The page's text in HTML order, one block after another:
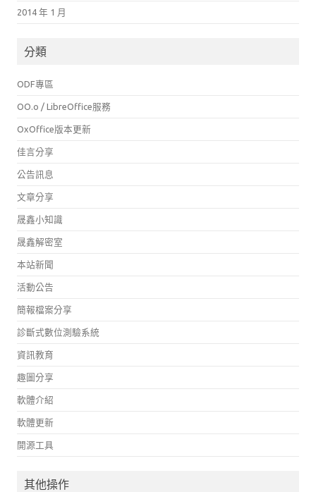
2014 年 1 月
分類
ODF專區
OO.o / LibreOffice服務
OxOffice版本更新
佳言分享
公告訊息
文章分享
晟鑫小知識
晟鑫解密室
本站新聞
活動公告
簡報檔案分享
診斷式數位測驗系統
資訊教育
趣圖分享
軟體介紹
軟體更新
開源工具
其他操作